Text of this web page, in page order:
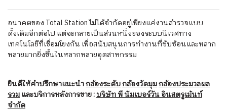
อนาคตของ Total Station ไม่ได้จำกัดอยู่เพียงแค่งานสำรวจแบบ
ดั้งเดิมอีกต่อไป แต่จะกลายเป็นส่วนหนึ่งของระบบนิเวศทาง
เทคโนโลยีที่เชื่อมโยงกัน เพื่อสนับสนุนการทำงานที่ซับซ้อนและหลาก
หลายมากยิ่งขึ้นในหลากหลายอุตสาหกรรม
ยินดีให้คำปรึกษาแนะนำกล้องระดับกล้องวัดมุมกล้องประมวลผล
รวมและบริการหลังการขาย :บริษัท พี นัมเบอร์วัน อินสตรูเม้นท์
จำกัด